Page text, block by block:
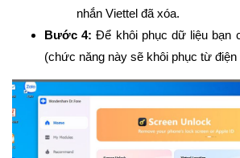
nhắn Viettel đã xóa.
Bước 4: Để khôi phục dữ liệu bạn
(chức năng này sẽ khôi phục từ điện